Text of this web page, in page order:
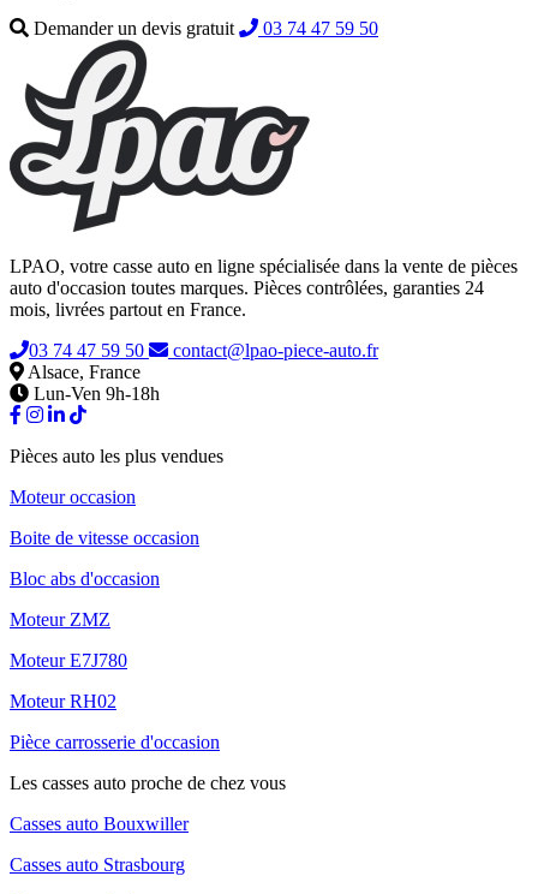
Demander un devis gratuit
03 74 47 59 50
LPAO, votre casse auto en ligne spécialisée dans la vente de pièces
auto d'occasion toutes marques. Pièces contrôlées, garanties 24
mois, livrées partout en France.
03 74 47 59 50
contact@lpao-piece-auto.fr
Alsace, France
Lun-Ven 9h-18h
Pièces auto les plus vendues
Moteur occasion
Boite de vitesse occasion
Bloc abs d'occasion
Moteur ZMZ
Moteur E7J780
Moteur RH02
Pièce carrosserie d'occasion
Les casses auto proche de chez vous
Casses auto Bouxwiller
Casses auto Strasbourg